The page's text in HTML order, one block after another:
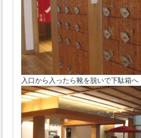
入口から入ったら靴を脱いで下駄箱へ